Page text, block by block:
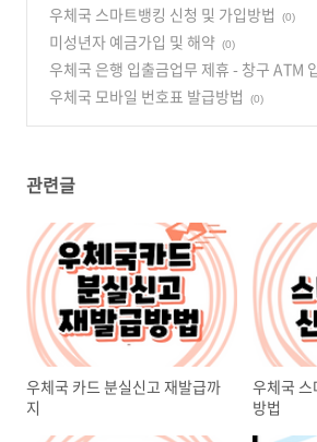
우체국 스마트뱅킹 신청 및 가입방법 (0)
미성년자 예금가입 및 해약 (0)
우체국 은행 입출금업무 제휴 - 창구 ATM 입금 출
금 지급
(0)
우체국 모바일 번호표 발급방법 (0)
관련글
우체국 카드 분실신고 재발급까
지
우체국 스
방법